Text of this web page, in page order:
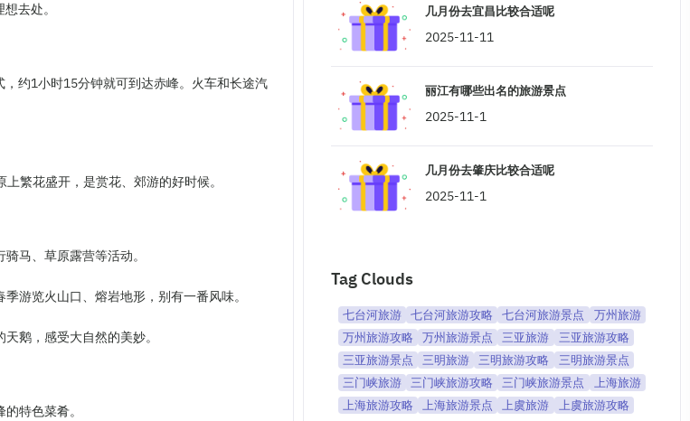
去处。
约1小时15分钟就可到达赤峰。火车和长途汽
繁花盛开，是赏花、郊游的好时候。
马、草原露营等活动。
游览火山口、熔岩地形，别有一番风味。
鹅，感受大自然的美妙。
特色菜肴。
几月份去宜昌比较合适呢
2025-11-11
丽江有哪些出名的旅游景点
2025-11-1
几月份去肇庆比较合适呢
2025-11-1
Tag Clouds
七台河旅游 七台河旅游攻略 七台河旅游景点
万州旅游
万州旅游攻略
万州旅游景点 三亚旅游
三亚旅游攻略
三亚旅游景点
三明旅游 三明旅游攻略
三明旅游景点
三门峡旅游
三门峡旅游攻略 三门峡旅游景点
上海旅游
上海旅游攻略
上海旅游景点 上虞旅游 上虞旅游攻略